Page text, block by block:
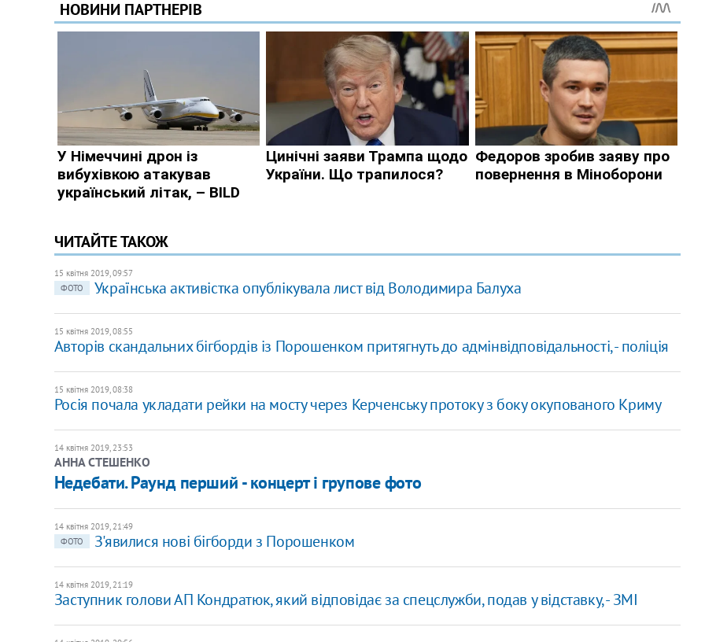
ЧИТАЙТЕ ТАКОЖ
15 квітня 2019, 09:57
ФОТО
Українська активістка опублікувала лист від Володимира Балуха
15 квітня 2019, 08:55
Авторів скандальних бігбордів із Порошенком притягнуть до адмінвідповідальності, - поліція
15 квітня 2019, 08:38
Росія почала укладати рейки на мосту через Керченську протоку з боку окупованого Криму
14 квітня 2019, 23:53
АННА СТЕШЕНКО
Недебати. Раунд перший - концерт і групове фото
14 квітня 2019, 21:49
ФОТО
З'явилися нові бігборди з Порошенком
14 квітня 2019, 21:19
Заступник голови АП Кондратюк, який відповідає за спецслужби, подав у відставку, - ЗМІ